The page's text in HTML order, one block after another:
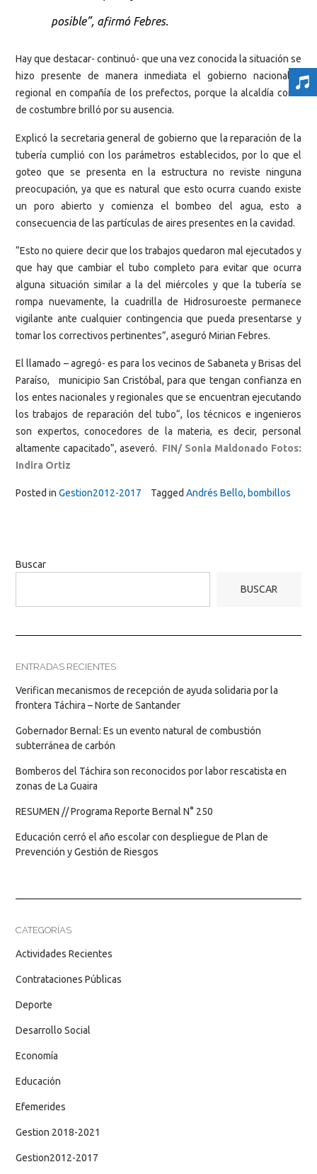
posible”, afirmó Febres.
Hay que destacar- continuó- que una vez conocida la situación se
hizo presente de manera inmediata el gobierno nacional y
regional en compañía de los prefectos, porque la alcaldía como
de costumbre brilló por su ausencia.
Explicó la secretaria general de gobierno que la reparación de la
tubería cumplió con los parámetros establecidos, por lo que el
goteo que se presenta en la estructura no reviste ninguna
preocupación, ya que es natural que esto ocurra cuando existe
un poro abierto y comienza el bombeo del agua, esto a
consecuencia de las partículas de aires presentes en la cavidad.
“Esto no quiere decir que los trabajos quedaron mal ejecutados y
que hay que cambiar el tubo completo para evitar que ocurra
alguna situación similar a la del miércoles y que la tubería se
rompa nuevamente, la cuadrilla de Hidrosuroeste permanece
vigilante ante cualquier contingencia que pueda presentarse y
tomar los correctivos pertinentes”, aseguró Mirian Febres.
El llamado – agregó- es para los vecinos de Sabaneta y Brisas del
Paraíso, municipio San Cristóbal, para que tengan confianza en
los entes nacionales y regionales que se encuentran ejecutando
los trabajos de reparación del tubo“, los técnicos e ingenieros
son expertos, conocedores de la materia, es decir, personal
altamente capacitado”, aseveró. FIN/ Sonia Maldonado Fotos:
Indira Ortiz
Posted in Gestion2012-2017 Tagged Andrés Bello, bombillos
Buscar
BUSCAR
ENTRADAS RECIENTES
Verifican mecanismos de recepción de ayuda solidaria por la
frontera Táchira – Norte de Santander
Gobernador Bernal: Es un evento natural de combustión
subterránea de carbón
Bomberos del Táchira son reconocidos por labor rescatista en
zonas de La Guaira
RESUMEN // Programa Reporte Bernal N° 250
Educación cerró el año escolar con despliegue de Plan de
Prevención y Gestión de Riesgos
CATEGORÍAS
Actividades Recientes
Contrataciones Públicas
Deporte
Desarrollo Social
Economía
Educación
Efemerides
Gestion 2018-2021
Gestion2012-2017